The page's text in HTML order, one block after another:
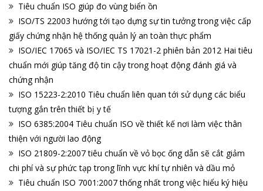
Tiêu chuẩn ISO giúp đo vùng biển ồn
ISO/TS 22003 hướng tới tạo dựng sự tin tưởng trong việc cấp
giấy chứng nhận hệ thống quản lý an toàn thực phẩm
ISO/IEC 17065 và ISO/IEC TS 17021-2 phiên bản 2012 Hai tiêu
chuẩn mới giúp tăng độ tin cậy trong hoạt động đánh giá và
chứng nhận
ISO 15223-2:2010 Tiêu chuẩn liên quan tới sử dụng các biểu
tượng gắn trên thiết bị y tế
ISO 6385:2004 Tiêu chuẩn ISO về thiết kế nơi làm việc thân
thiện với người lao động
ISO 21809-2:2007 tiêu chuẩn về vỏ bọc ống dẫn sẽ cắt giảm
chi phí và sự phức tạp trong lĩnh vực khí tự nhiên và dầu mỏ
Tiêu chuẩn ISO 7001:2007 thống nhất trong việc hiểu ký hiệu